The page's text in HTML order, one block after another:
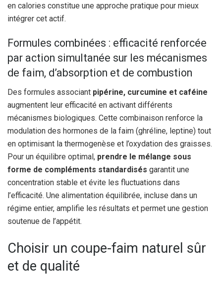
en calories constitue une approche pratique pour mieux
intégrer cet actif.
Formules combinées : efficacité renforcée
par action simultanée sur les mécanismes
de faim, d’absorption et de combustion
Des formules associant pipérine, curcumine et caféine
augmentent leur efficacité en activant différents
mécanismes biologiques. Cette combinaison renforce la
modulation des hormones de la faim (ghréline, leptine) tout
en optimisant la thermogenèse et l’oxydation des graisses.
Pour un équilibre optimal, prendre le mélange sous
forme de compléments standardisés garantit une
concentration stable et évite les fluctuations dans
l’efficacité. Une alimentation équilibrée, incluse dans un
régime entier, amplifie les résultats et permet une gestion
soutenue de l’appétit.
Choisir un coupe-faim naturel sûr
et de qualité